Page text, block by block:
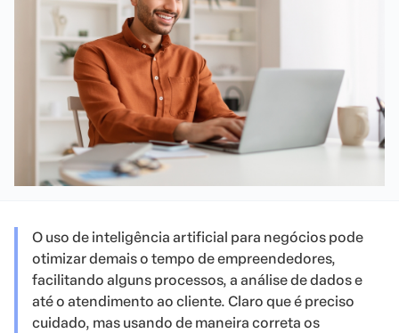
O uso de inteligência artificial para negócios pode
otimizar demais o tempo de empreendedores,
facilitando alguns processos, a análise de dados e
até o atendimento ao cliente. Claro que é preciso
cuidado, mas usando de maneira correta os